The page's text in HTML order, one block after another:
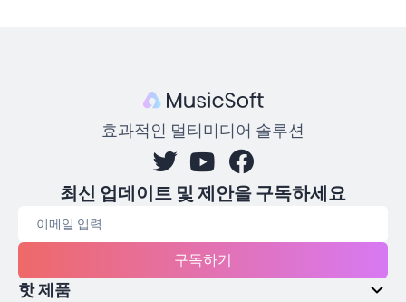
효과적인 멀티미디어 솔루션
최신 업데이트 및 제안을 구독하세요
구독하기
핫 제품